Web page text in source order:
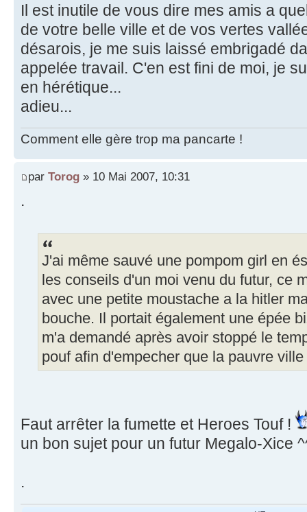
Il est inutile de vous dire mes amis a
de votre belle ville et de vos vertes
désarois, je me suis laissé embrigadé
appelée travail. C'en est fini de moi, je
en hérétique...
adieu...
Comment elle gère trop ma pancarte !
par Torog » 10 Mai 2007, 10:31
.
J'ai même sauvé une pompom girl en
les conseils d'un moi venu du futur, ce
avec une petite moustache a la hitler
bouche. Il portait également une épée
m'a demandé après avoir stoppé le
pouf afin d'empecher que la pauvre
Faut arrêter la fumette et Heroes Touf !
un bon sujet pour un futur Megalo-Xice
.